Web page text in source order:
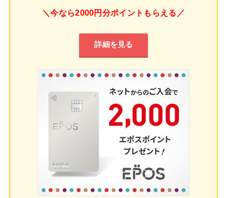
＼今なら2000円分ポイントもらえる／
詳細を見る